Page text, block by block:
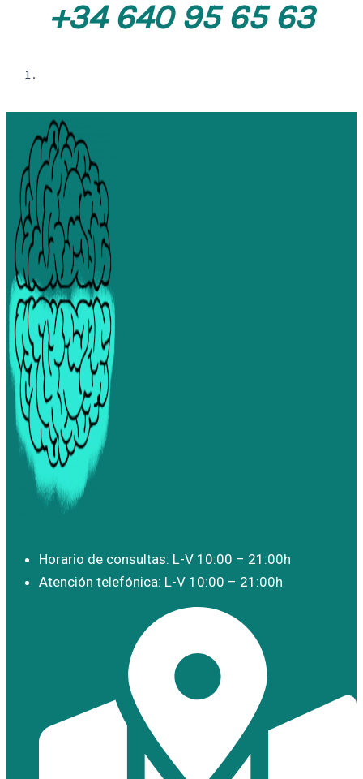
+34 640 95 65 63
Horario de consultas: L-V 10:00 – 21:00h
Atención telefónica: L-V 10:00 – 21:00h